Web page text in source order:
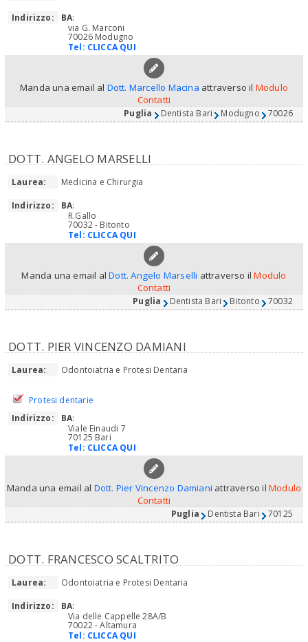
Indirizzo:
BA:
via G. Marconi
70026 Modugno
Tel: CLICCA QUI
Manda una email al Dott. Marcello Macina attraverso il Modulo
Contatti
Puglia Dentista Bari Modugno 70026
DOTT. ANGELO MARSELLI
Laurea:
Medicina e Chirurgia
Indirizzo:
BA:
R.Gallo
70032 - Bitonto
Tel: CLICCA QUI
Manda una email alDott. Angelo Marselli attraverso ilModulo
Contatti
Puglia Dentista Bari Bitonto 70032
DOTT. PIER VINCENZO DAMIANI
Laurea: Odontoiatria e Protesi Dentaria
Protesi dentarie
Indirizzo:
BA:
Viale Einaudi 7
70125 Bari
Tel: CLICCA QUI
Manda una email al Dott. Pier Vincenzo Damiani attraverso il Modulo
Contatti
Puglia Dentista Bari 70125
DOTT. FRANCESCO SCALTRITO
Laurea:
Odontoiatria e Protesi Dentaria
Indirizzo:
BA:
Via delle Cappelle 28A/B
70022 - Altamura
Tel: CLICCA QUI